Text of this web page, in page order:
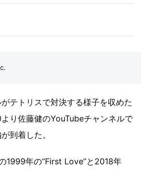
テトリスで対決する様子を収めた
り佐藤健のYouTubeチャンネルで
到着した。
1999年の“First Love”と2018年